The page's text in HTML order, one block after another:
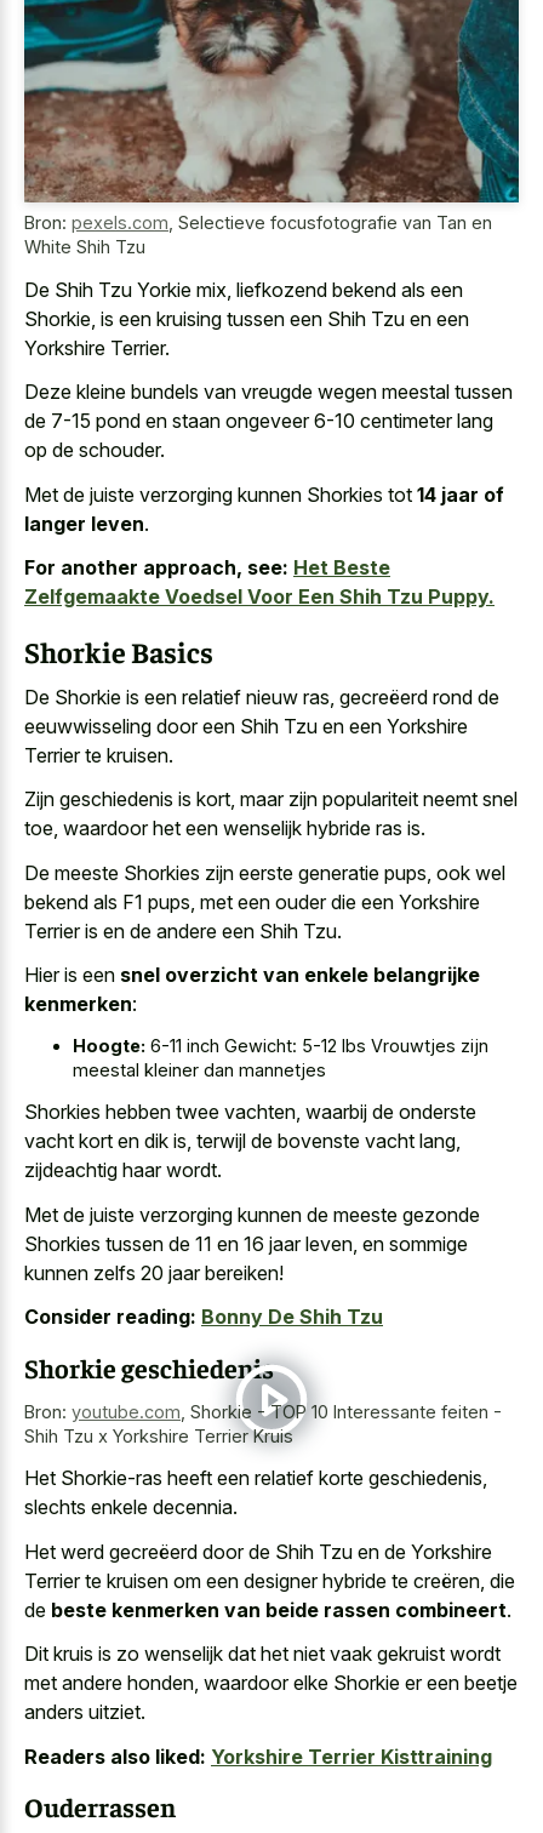
Bron: pexels.com Selectieve focusfotografie van Tan en
White Shih Tzu
De Shih Tzu Yorkie mix, liefkozend bekend als een
Shorkie, is een kruising tussen een Shih Tzu en een
Yorkshire Terrier.
Deze kleine bundels van vreugde wegen meestal tussen
de 7-15 pond en staan ongeveer 6-10 centimeter lang
op de schouder.
Met de juiste verzorging kunnen Shorkies tot 14 jaar of
langer leven.
For another approach, see: Het Beste
Zelfgemaakte Voedsel Voor Een Shih Tzu Puppy.
Shorkie Basics
De Shorkie is een relatief nieuw ras, gecreëerd rond de
eeuwwisseling door een Shih Tzu en een Yorkshire
Terrier te kruisen.
Zijn geschiedenis is kort, maar zijn populariteit neemt snel
toe, waardoor het een wenselijk hybride ras is.
De meeste Shorkies zijn eerste generatie pups, ook wel
bekend als F1 pups, met een ouder die een Yorkshire
Terrier is en de andere een Shih Tzu.
Hier is een snel overzicht van enkele belangrijke
kenmerken:
Hoogte: 6-11 inch Gewicht: 5-12 lbs Vrouwtjes zijn
meestal kleiner dan mannetjes
Shorkies hebben twee vachten, waarbij de onderste
vacht kort en dik is, terwijl de bovenste vacht lang,
zijdeachtig haar wordt.
Met de juiste verzorging kunnen de meeste gezonde
Shorkies tussen de 11 en 16 jaar leven, en sommige
kunnen zelfs 20 jaar bereiken!
Consider reading: Bonny De Shih Tzu
Shorkie geschiedenis
Bron: youtube.com Shorkie - TOP 10 Interessante feiten -
Shih Tzu x Yorkshire Terrier Kruis
Het Shorkie-ras heeft een relatief korte geschiedenis,
slechts enkele decennia.
Het werd gecreëerd door de Shih Tzu en de Yorkshire
Terrier te kruisen om een designer hybride te creëren, die
de beste kenmerken van beide rassen combineert.
Dit kruis is zo wenselijk dat het niet vaak gekruist wordt
met andere honden, waardoor elke Shorkie er een beetje
anders uitziet.
Readers also liked: Yorkshire Terrier Kisttraining
Ouderrassen